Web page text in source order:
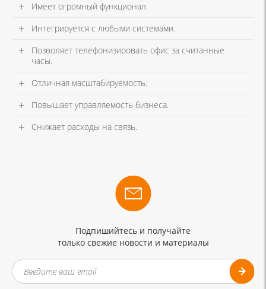
Имеет огромный функционал.
Интегрируется с любыми системами.
Позволяет телефонизировать офис за считанные
часы.
Отличная масштабируемость.
Повышает управляемость бизнеса.
Снижает расходы на связь.
Подпишийтесь и получайте
только свежие новости и материалы